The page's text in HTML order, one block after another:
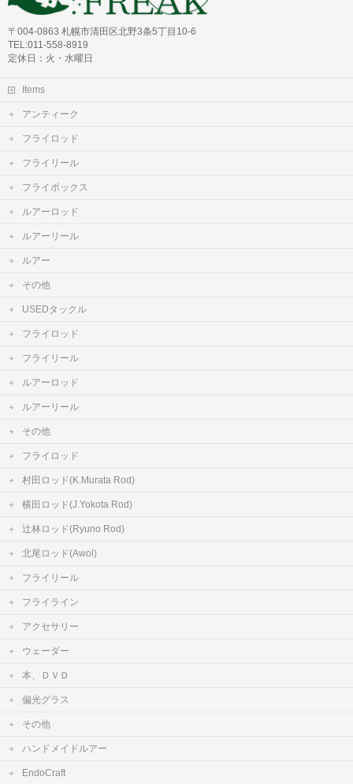
〒004-0863 札幌市清田区北野3条5丁目10-6
TEL:011-558-8919
定休日：火・水曜日
Items
アンティーク
フライロッド
フライリール
フライボックス
ルアーロッド
ルアーリール
ルアー
その他
USEDタックル
フライロッド
フライリール
ルアーロッド
ルアーリール
その他
フライロッド
村田ロッド(K.Murata Rod)
横田ロッド(J.Yokota Rod)
辻林ロッド(Ryuno Rod)
北尾ロッド(Awol)
フライリール
フライライン
アクセサリー
ウェーダー
本、ＤＶＤ
偏光グラス
その他
ハンドメイドルアー
EndoCraft